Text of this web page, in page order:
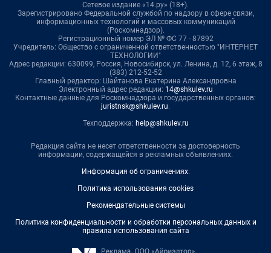
Сетевое издание «14.ру» (18+).
Зарегистрировано Федеральной службой по надзору в сфере связи,
информационных технологий и массовых коммуникаций
(Роскомнадзор).
Регистрационный номер ЭЛ № ФС 77 - 87892
Учредитель: Общество с ограниченной ответственностью "ИНТЕРНЕТ
ТЕХНОЛОГИИ"
Адрес редакции: 630099, Россия, Новосибирск, ул. Ленина, д. 12, 6 этаж, 8
(383) 212-52-52
Главный редактор: Шайтанова Екатерина Александровна
Электронный адрес редакции: 14@shkulev.ru
Контактные данные для Роскомнадзора и государственных органов:
juristnsk@shkulev.ru.
Техподдержка: help@shkulev.ru
Редакция сайта не несет ответственности за достоверность
информации, содержащейся в рекламных объявлениях.
Информация об ограничениях.
Политика использования cookies
Рекомендательные системы
Политика конфиденциальности и обработки персональных данных и
правила использования сайта